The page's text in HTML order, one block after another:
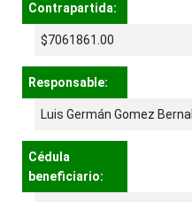
Contrapartida:
$7061861.00
Responsable:
Luis Germán Gomez Bernal
Cédula
beneficiario: